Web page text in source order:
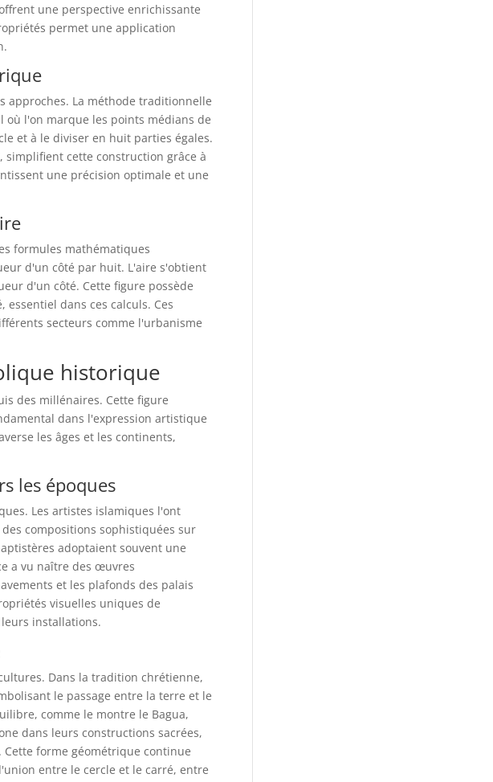
une perspective enrichissante
permet une application
approches. La méthode traditionnelle
l'on marque les points médians de
et à le diviser en huit parties égales.
simplifient cette construction grâce à
une précision optimale et une
formules mathématiques
d'un côté par huit. L'aire s'obtient
d'un côté. Cette figure possède
dans ces calculs. Ces
secteurs comme l'urbanisme
historique
des millénaires. Cette figure
dans l'expression artistique
les âges et les continents,
les époques
Les artistes islamiques l'ont
compositions sophistiquées sur
adoptaient souvent une
a vu naître des œuvres
et les plafonds des palais
visuelles uniques de
installations.
Dans la tradition chrétienne,
le passage entre la terre et le
comme le montre le Bagua,
dans leurs constructions sacrées,
forme géométrique continue
entre le cercle et le carré, entre